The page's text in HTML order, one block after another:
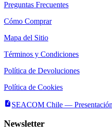
Preguntas Frecuentes
Cómo Comprar
Mapa del Sitio
Términos y Condiciones
Política de Devoluciones
Política de Cookies
SEACOM Chile —
Newsletter